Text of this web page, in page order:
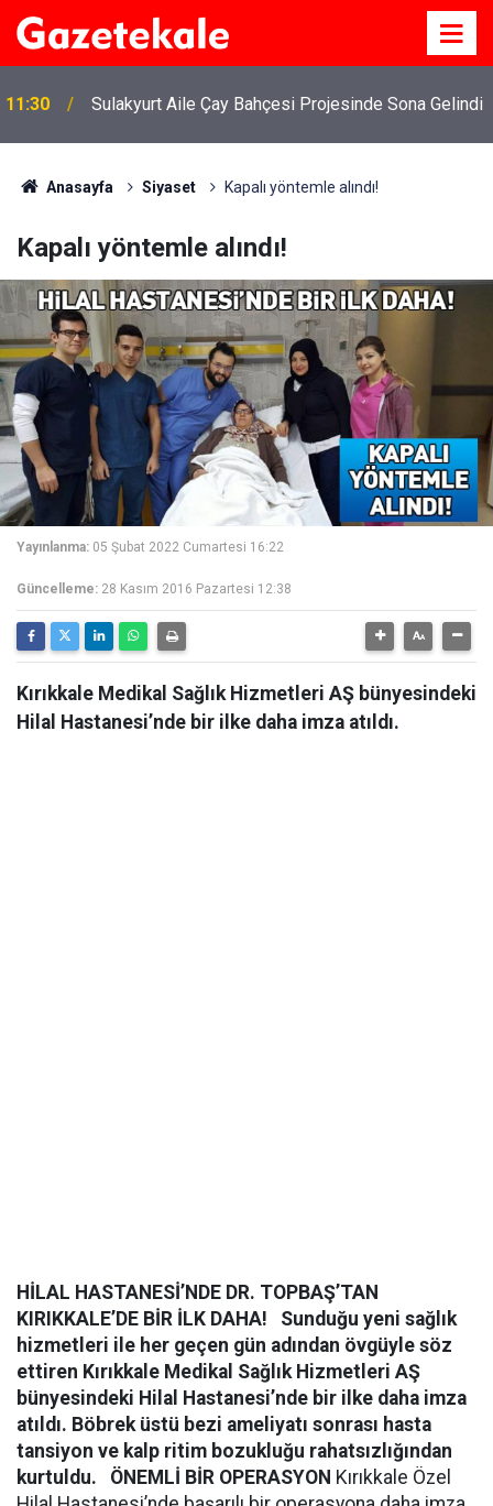
11:30 Sulakyurt Aile Çay Bahçesi Projesinde Sona Gelindi
Anasayfa Siyaset Kapalı yöntemle alındı!
Kapalı yöntemle alındı!
Yayınlanma: 05 Şubat 2022 Cumartesi 16:22
Güncelleme: 28 Kasım 2016 Pazartesi 12:38
Kırıkkale Medikal Sağlık Hizmetleri AŞ bünyesindeki
Hilal Hastanesi’nde bir ilke daha imza atıldı.
HİLAL HASTANESİ’NDE DR. TOPBAŞ’TAN
KIRIKKALE’DE BİR İLK DAHA!
Sunduğu yeni sağlık
hizmetleri ile her geçen gün adından övgüyle söz
ettiren Kırıkkale Medikal Sağlık Hizmetleri AŞ
bünyesindeki Hilal Hastanesi’nde bir ilke daha imza
atıldı. Böbrek üstü bezi ameliyatı sonrası hasta
tansiyon ve kalp ritim bozukluğu rahatsızlığından
kurtuldu.
ÖNEMLİ BİR OPERASYON Kırıkkale Özel